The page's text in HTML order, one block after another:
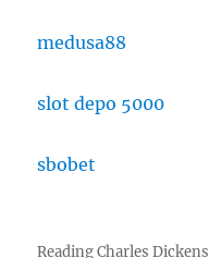
medusa88
slot depo 5000
sbobet
Reading Charles Dickens